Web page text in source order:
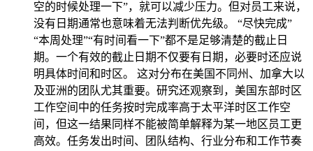
空的时候处理一下”，就可以减少压力。但对员工来说，
没有日期通常也意味着无法判断优先级。 “尽快完成”
“本周处理”“有时间看一下”都不是足够清楚的截止日
期。一个有效的截止日期不仅要有日期，必要时还应说
明具体时间和时区。 这对分布在美国不同州、加拿大以
及亚洲的团队尤其重要。研究还观察到，美国东部时区
工作空间中的任务按时完成率高于太平洋时区工作空
间，但这一结果同样不能被简单解释为某一地区员工更
高效。任务发出时间、团队结构、行业分布和工作节奏